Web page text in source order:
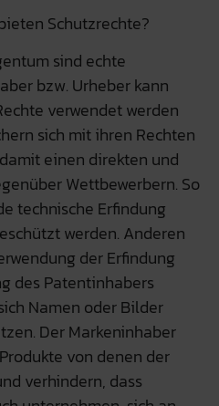
Schutzrechte?
sind echte
bzw. Urheber kann
verwendet werden
sich mit ihren Rechten
einen direkten und
Wettbewerbern. So
technische Erfindung
werden. Anderen
der Erfindung
des Patentinhabers
Namen oder Bilder
Der Markeninhaber
von denen der
verhindern, dass